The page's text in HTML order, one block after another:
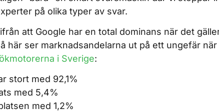
på olika typer av svar.
att Google har en total dominans när det
här ser marknadsandelarna ut på ett ungefär
i Sverige:
stort med 92,1%
med 5,4%
med 1,2%